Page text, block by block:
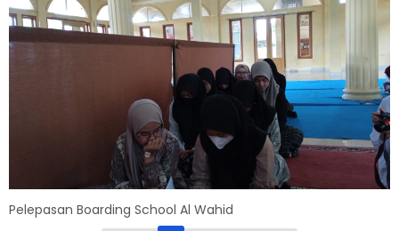
Pelepasan Boarding School Al Wahid